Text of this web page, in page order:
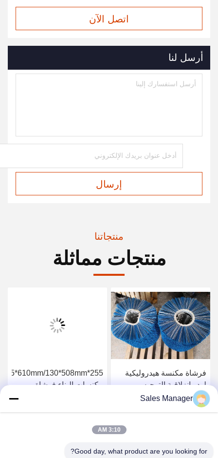
اتصل الآن
أرسل لنا
إرسال
منتجاتنا
منتجات مماثلة
فرشاة مكنسة هيدروليكية
لودر انزلاقية التوجيه
مكنسات البناء فرشاة
Sales Manager
3:10 AM
Good day, what product are you looking for?